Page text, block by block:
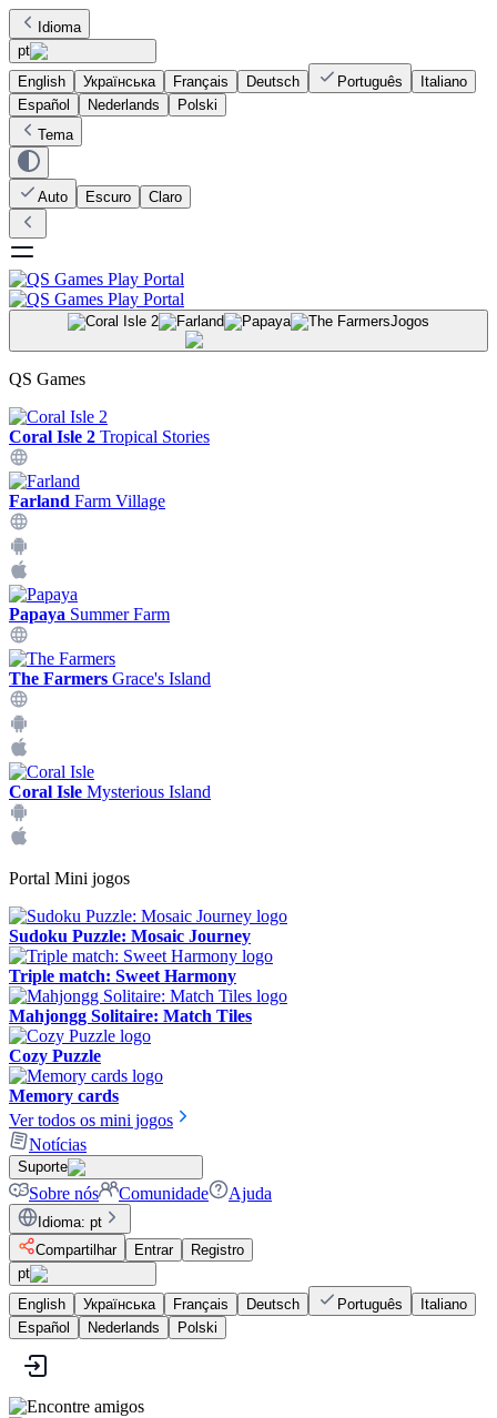
Idioma
pt
English
Українська Français Deutsch Português
Italiano
Español
Nederlands
Polski
Tema
Auto Escuro Claro
Jogos
QS Games
Coral Isle 2 Tropical Stories
Farland Farm Village
Papaya Summer Farm
The Farmers Grace's Island
Coral Isle Mysterious Island
Portal Mini jogos
Sudoku Puzzle: Mosaic Journey
Triple match: Sweet Harmony
Mahjongg Solitaire: Match Tiles
Cozy Puzzle
Memory cards
Ver todos os mini jogos
Notícias
Suporte
Sobre nós Comunidade Ajuda
Idioma: pt
Compartilhar
Entrar
Registro
pt
English
Українська Français Deutsch Português
Italiano
Español
Nederlands Polski